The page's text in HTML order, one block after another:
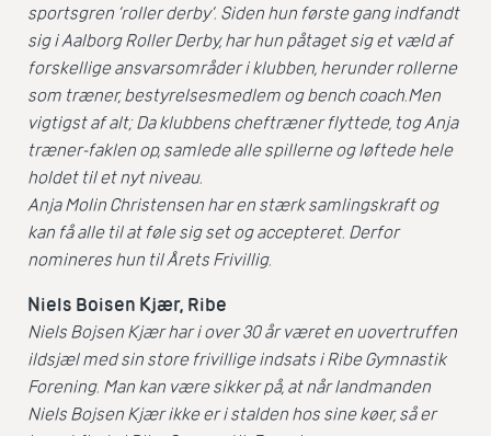
sportsgren ’roller derby’. Siden hun første gang indfandt
sig iAalborg Roller Derby, har hun påtaget sig et væld af
forskellige ansvarsområder i klubben, herunder rollerne
som træner, bestyrelsesmedlem og bench coach.Men
vigtigst af alt; Da klubbens cheftræner flyttede, tog Anja
træner-faklen op, samlede alle spillerne og løftede hele
holdet til et nyt niveau.
Anja Molin Christensen har en stærk samlingskraft og
kan få alle til at føle sig set og accepteret. Derfor
nomineres hun til Årets Frivillig.
Niels Boisen Kjær, Ribe
Niels Bojsen Kjær har i over 30 år været en uovertruffen
ildsjæl med sin store frivillige indsats i Ribe Gymnastik
Forening. Man kan være sikker på, at når landmanden
Niels Bojsen Kjær ikke er i stalden hos sine køer, så er